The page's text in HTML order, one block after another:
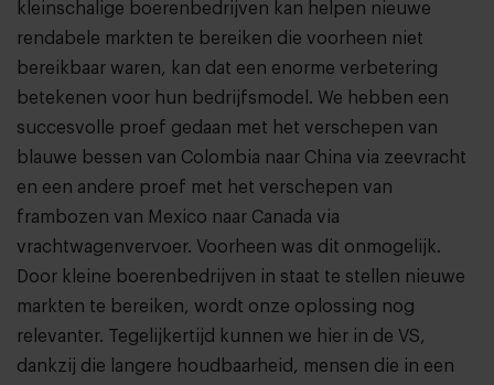
kleinschalige boerenbedrijven kan helpen nieuwe
rendabele markten te bereiken die voorheen niet
bereikbaar waren, kan dat een enorme verbetering
betekenen voor hun bedrijfsmodel. We hebben een
succesvolle proef gedaan met het verschepen van
blauwe bessen van Colombia naar China via zeevracht
en een andere proef met het verschepen van
frambozen van Mexico naar Canada via
vrachtwagenvervoer. Voorheen was dit onmogelijk.
Door kleine boerenbedrijven in staat te stellen nieuwe
markten te bereiken, wordt onze oplossing nog
relevanter. Tegelijkertijd kunnen we hier in de VS,
dankzij die langere houdbaarheid, mensen die in een